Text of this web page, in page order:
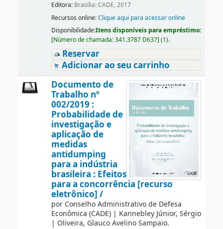
Editora: Brasília: CADE, 2017
Recursos online:Clique aqui para acessar online
Disponibilidade:Itens disponíveis para empréstimo:
[Número de chamada:341.3787 D637] (1).
Reservar
Adicionar ao seu carrinho
Documento de
Trabalho nº
002/2019 :
Probabilidade de
investigação e
aplicação de
medidas
antidumping
para a indústria
brasileira : Efeitos
para a concorrência [recurso
eletrônico] /
por Conselho Administrativo de Defesa
Econômica (CADE)| Kannebley Júnior, Sérgio
| Oliveira, Glauco Avelino Sampaio.